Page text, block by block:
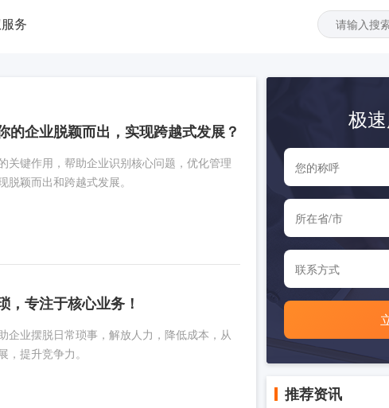
务
的企业脱颖而出，实现跨越式发展？
关键作用，帮助企业识别核心问题，优化管理
颖而出和跨越式发展。
，专注于核心业务！
企业摆脱日常琐事，解放人力，降低成本，从
提升竞争力。
极
推荐资讯